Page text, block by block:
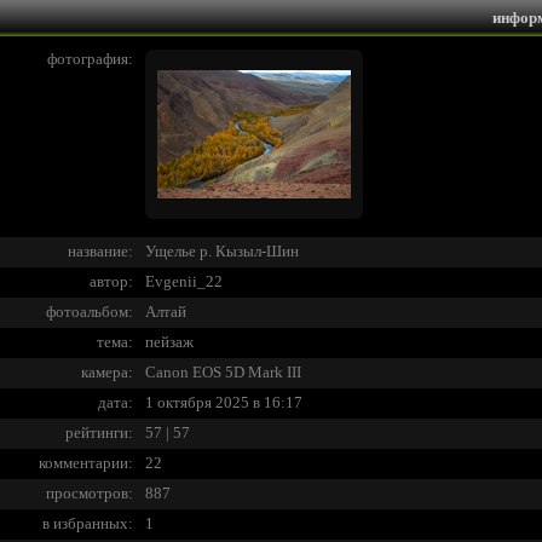
фотография:
название:
Ущелье р. Кызыл-Шин
автор:
Evgenii_22
фотоальбом:
Алтай
тема:
пейзаж
камера:
Canon EOS 5D Mark III
дата:
1 октября 2025 в 16:17
рейтинги:
57 | 57
комментарии:
22
просмотров:
887
в избранных:
1